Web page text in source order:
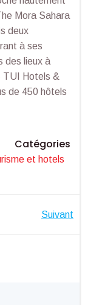
Mora Sahara
deux
à ses
des lieux à
TUI Hotels &
de 450 hôtels
Catégories
et hotels
Suivant